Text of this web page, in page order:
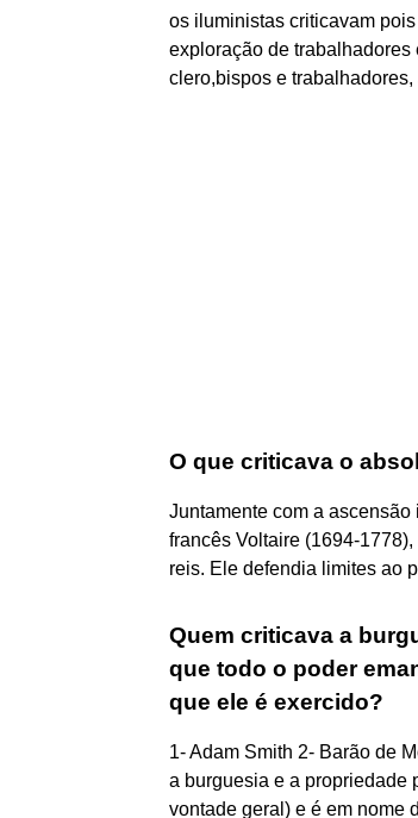
os iluministas criticavam
exploração de
clero,bispos e
O que criticava o
Juntamente com a
francês Voltaire (1694-
reis. Ele defendia limites ao
Quem criticava a
que todo o poder
que ele é exercido?
1- Adam Smith 2- Barão de
a burguesia e a propriedade
vontade geral) e é em nome